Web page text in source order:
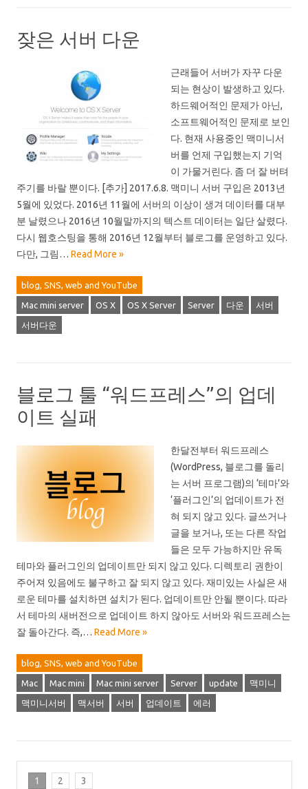
잦은 서버 다운
근래들어 서버가 자꾸 다운
되는 현상이 발생하고 있다.
하드웨어적인 문제가 아닌,
소프트웨어적인 문제로 보인
다. 현재 사용중인 맥미니서
버를 언제 구입했는지 기억
이 가물거린다. 좀 더 잘 버텨
주기를 바랄 뿐이다. [추가] 2017.6.8. 맥미니 서버 구입은 2013년
5월에 있었다. 2016년 11월에 서버의 이상이 생겨 데이터를 대부
분 날렸으나 2016년 10월말까지의 텍스트 데이터는 일단 살렸다.
다시 웹호스팅을 통해 2016년 12월부터 블로그를 운영하고 있다.
다만, 그림… Read More »
blog, SNS, web and YouTube
Mac mini server OS X OS X Server Server 다운 서버
서버다운
블로그 툴 “워드프레스”의 업데
이트 실패
한달전부터 워드프레스
(WordPress, 블로그를 돌리
는 서버 프로그램)의 ‘테마’와
‘플러그인’의 업데이트가 전
혀 되지 않고 있다. 글쓰거나
글을 보거나, 또는 다른 작업
들은 모두 가능하지만 유독
테마와 플러그인의 업데이트만 되지 않고 있다. 디렉토리 권한이
주어져 있음에도 불구하고 잘 되지 않고 있다. 재미있는 사실은 새
로운 테마를 설치하면 설치가 된다. 업데이트만 안될 뿐이다. 따라
서 테마의 새버전으로 업데이트 하지 않아도 서버와 워드프레스는
잘 돌아간다. 즉,… Read More »
blog, SNS, web and YouTube
Mac Mac mini Mac mini server Server update 맥미니
맥미니서버 맥서버 서버 업데이트 에러
1 2 3